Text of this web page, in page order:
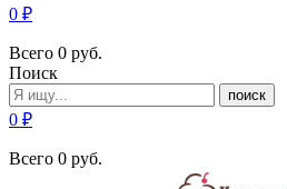
0 ₽
Всего 0 руб.
Поиск
поиск
0 ₽
Всего 0 руб.